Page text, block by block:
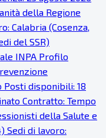
della Regione
Calabria (Cosenza,
del SSR)
INPA Profilo
Posti disponibili: 18
Contratto: Tempo
della Salute e
Sedi di lavoro: